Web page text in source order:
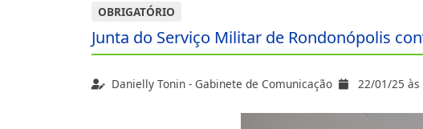
OBRIGATÓRIO
Junta do Serviço Militar de Rondonópolis
Danielly Tonin - Gabinete de Comunicação 22/01/25 às